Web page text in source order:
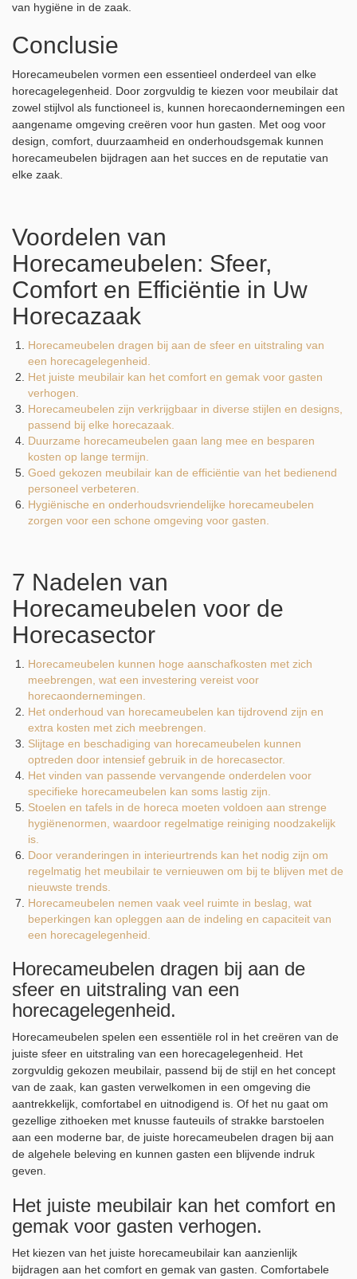
van hygiëne in de zaak.
Conclusie
Horecameubelen vormen een essentieel onderdeel van elke
horecagelegenheid. Door zorgvuldig te kiezen voor meubilair dat
zowel stijlvol als functioneel is, kunnen horecaondernemingen een
aangename omgeving creëren voor hun gasten. Met oog voor
design, comfort, duurzaamheid en onderhoudsgemak kunnen
horecameubelen bijdragen aan het succes en de reputatie van
elke zaak.
Voordelen van
Horecameubelen: Sfeer,
Comfort en Efficiëntie in Uw
Horecazaak
Horecameubelen dragen bij aan de sfeer en uitstraling van
een horecagelegenheid.
Het juiste meubilair kan het comfort en gemak voor gasten
verhogen.
Horecameubelen zijn verkrijgbaar in diverse stijlen en designs,
passend bij elke horecazaak.
Duurzame horecameubelen gaan lang mee en besparen
kosten op lange termijn.
Goed gekozen meubilair kan de efficiëntie van het bedienend
personeel verbeteren.
Hygiënische en onderhoudsvriendelijke horecameubelen
zorgen voor een schone omgeving voor gasten.
7 Nadelen van
Horecameubelen voor de
Horecasector
Horecameubelen kunnen hoge aanschafkosten met zich
meebrengen, wat een investering vereist voor
horecaondernemingen.
Het onderhoud van horecameubelen kan tijdrovend zijn en
extra kosten met zich meebrengen.
Slijtage en beschadiging van horecameubelen kunnen
optreden door intensief gebruik in de horecasector.
Het vinden van passende vervangende onderdelen voor
specifieke horecameubelen kan soms lastig zijn.
Stoelen en tafels in de horeca moeten voldoen aan strenge
hygiënenormen, waardoor regelmatige reiniging noodzakelijk
is.
Door veranderingen in interieurtrends kan het nodig zijn om
regelmatig het meubilair te vernieuwen om bij te blijven met de
nieuwste trends.
Horecameubelen nemen vaak veel ruimte in beslag, wat
beperkingen kan opleggen aan de indeling en capaciteit van
een horecagelegenheid.
Horecameubelen dragen bij aan de
sfeer en uitstraling van een
horecagelegenheid.
Horecameubelen spelen een essentiële rol in het creëren van de
juiste sfeer en uitstraling van een horecagelegenheid. Het
zorgvuldig gekozen meubilair, passend bij de stijl en het concept
van de zaak, kan gasten verwelkomen in een omgeving die
aantrekkelijk, comfortabel en uitnodigend is. Of het nu gaat om
gezellige zithoeken met knusse fauteuils of strakke barstoelen
aan een moderne bar, de juiste horecameubelen dragen bij aan
de algehele beleving en kunnen gasten een blijvende indruk
geven.
Het juiste meubilair kan het comfort en
gemak voor gasten verhogen.
Het kiezen van het juiste horecameubilair kan aanzienlijk
bijdragen aan het comfort en gemak van gasten. Comfortabele